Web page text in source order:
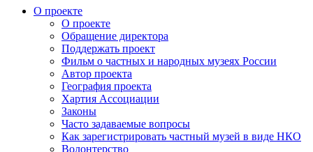
О проекте
О проекте
Обращение директора
Поддержать проект
Фильм о частных и народных музеях России
Автор проекта
География проекта
Хартия Ассоциации
Законы
Часто задаваемые вопросы
Как зарегистрировать частный музей в виде НКО
Волонтерство